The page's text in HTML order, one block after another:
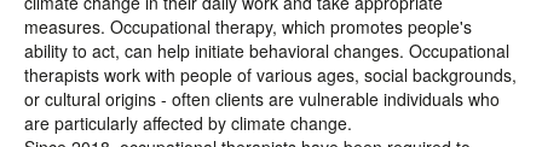
measures. Occupational therapy, which promotes people's
ability to act, can help initiate behavioral changes. Occupational
therapists work with people of various ages, social backgrounds,
or cultural origins - often clients are vulnerable individuals who
are particularly affected by climate change.